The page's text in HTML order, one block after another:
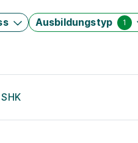
Ausbildungstyp 1